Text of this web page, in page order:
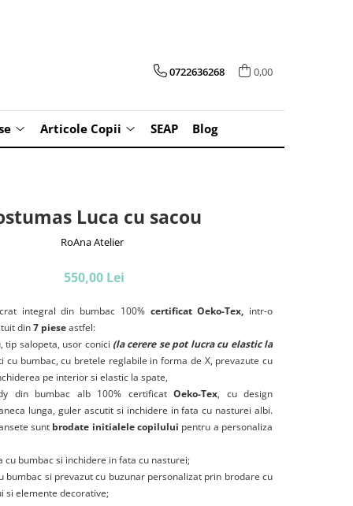
0722636268 0,00
Articole Copii SEAP Blog
Luca cu sacou
RoAna Atelier
550,00 Lei
integral din bumbac 100% certificat Oeko-Tex, intr-o
din7 pieseastfel:
tip salopeta, usor conici (la cerere se pot lucra cu elastic la
cu bumbac, cu bretele reglabile in forma de X, prevazute cu
pe interior si elastic la spate,
din bumbac alb 100% certificatOeko-Tex, cu design
lunga, guler ascutit si inchidere in fata cu nasturei albi.
sunt brodate initialele copilului pentru a personaliza
cu bumbac si inchidere in fata cu nasturei;
bumbac si prevazut cu buzunar personalizat prin brodare cu
si elemente decorative;